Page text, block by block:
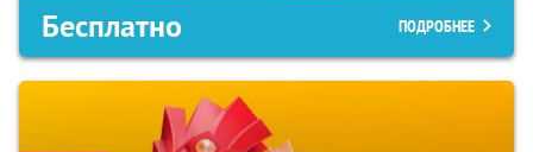
Бесплатно ПОДРОБНЕЕ